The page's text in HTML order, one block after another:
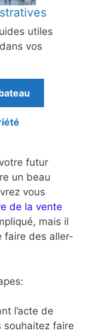
utiles
vos
futur
un beau
vous
de la vente
mais il
faire des aller-
l’acte de
souhaitez faire